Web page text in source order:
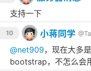
爱特文管 1.80经典版(
</option
爱特文管 最新版
</option
>
<option value="
浪人程序快速安装工
</option
支持一下
10 小蒋同学 @Ta
@net909，现在大多
bootstrap，不怎么会